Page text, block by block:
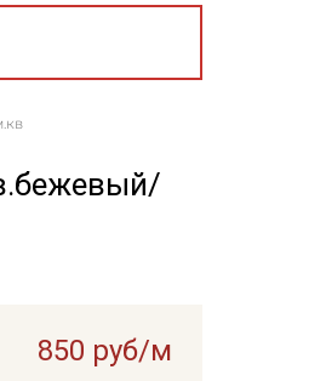
850 руб/м